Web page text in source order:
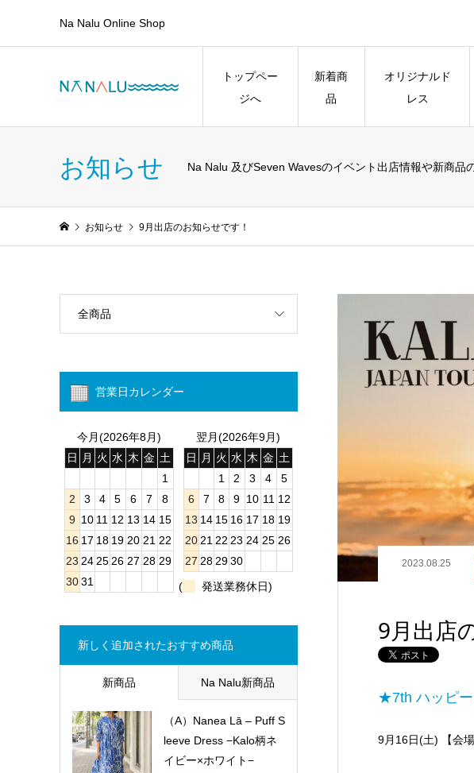
Na Nalu Online Shop
トップペー
ジへ
新着商
品
オリジナルド
レス
お知らせ Na Nalu 及びSeven Wavesのイベント出店情報や新商品
お知らせ 9月出店のお知らせです！
2023.08.25
9月出店
★7th ハッピー
9月16日(土) 【会
全商品
営業日カレンダー
今月(2026年8月)
日
月 火 水 木 金 土
1
2
3 4 5 6 7
8
9 10 11 12 13 14 15
16 17 18 19 20 21 22
23 24 25 26 27 28 29
30 31
翌月(2026年9月)
日
月 火 水 木 金 土
1
2 3 4
5
6
7 8 9 10 11 12
13 14 15 16 17 18 19
20 21 22 23 24 25 26
27 28 29 30
(
発送業務休日)
新しく追加されたおすすめ商品
新商品 Na Nalu新商品
（A）Nanea Lā – Puff S
leeve Dress −Kalo柄ネ
イビー×ホワイト−